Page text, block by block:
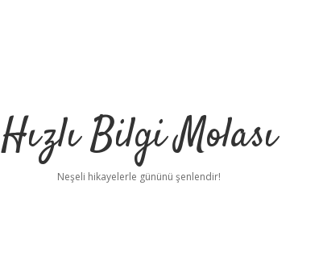
Hızlı Bilgi Molası
Neşeli hikayelerle gününü şenlendir!